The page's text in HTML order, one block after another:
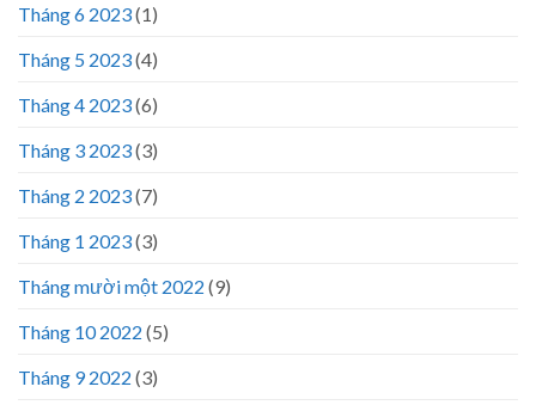
Tháng 6 2023(1)
Tháng 5 2023(4)
Tháng 4 2023(6)
Tháng 3 2023(3)
Tháng 2 2023(7)
Tháng 1 2023(3)
Tháng mười một 2022 (9)
Tháng 10 2022 (5)
Tháng 9 2022 (3)